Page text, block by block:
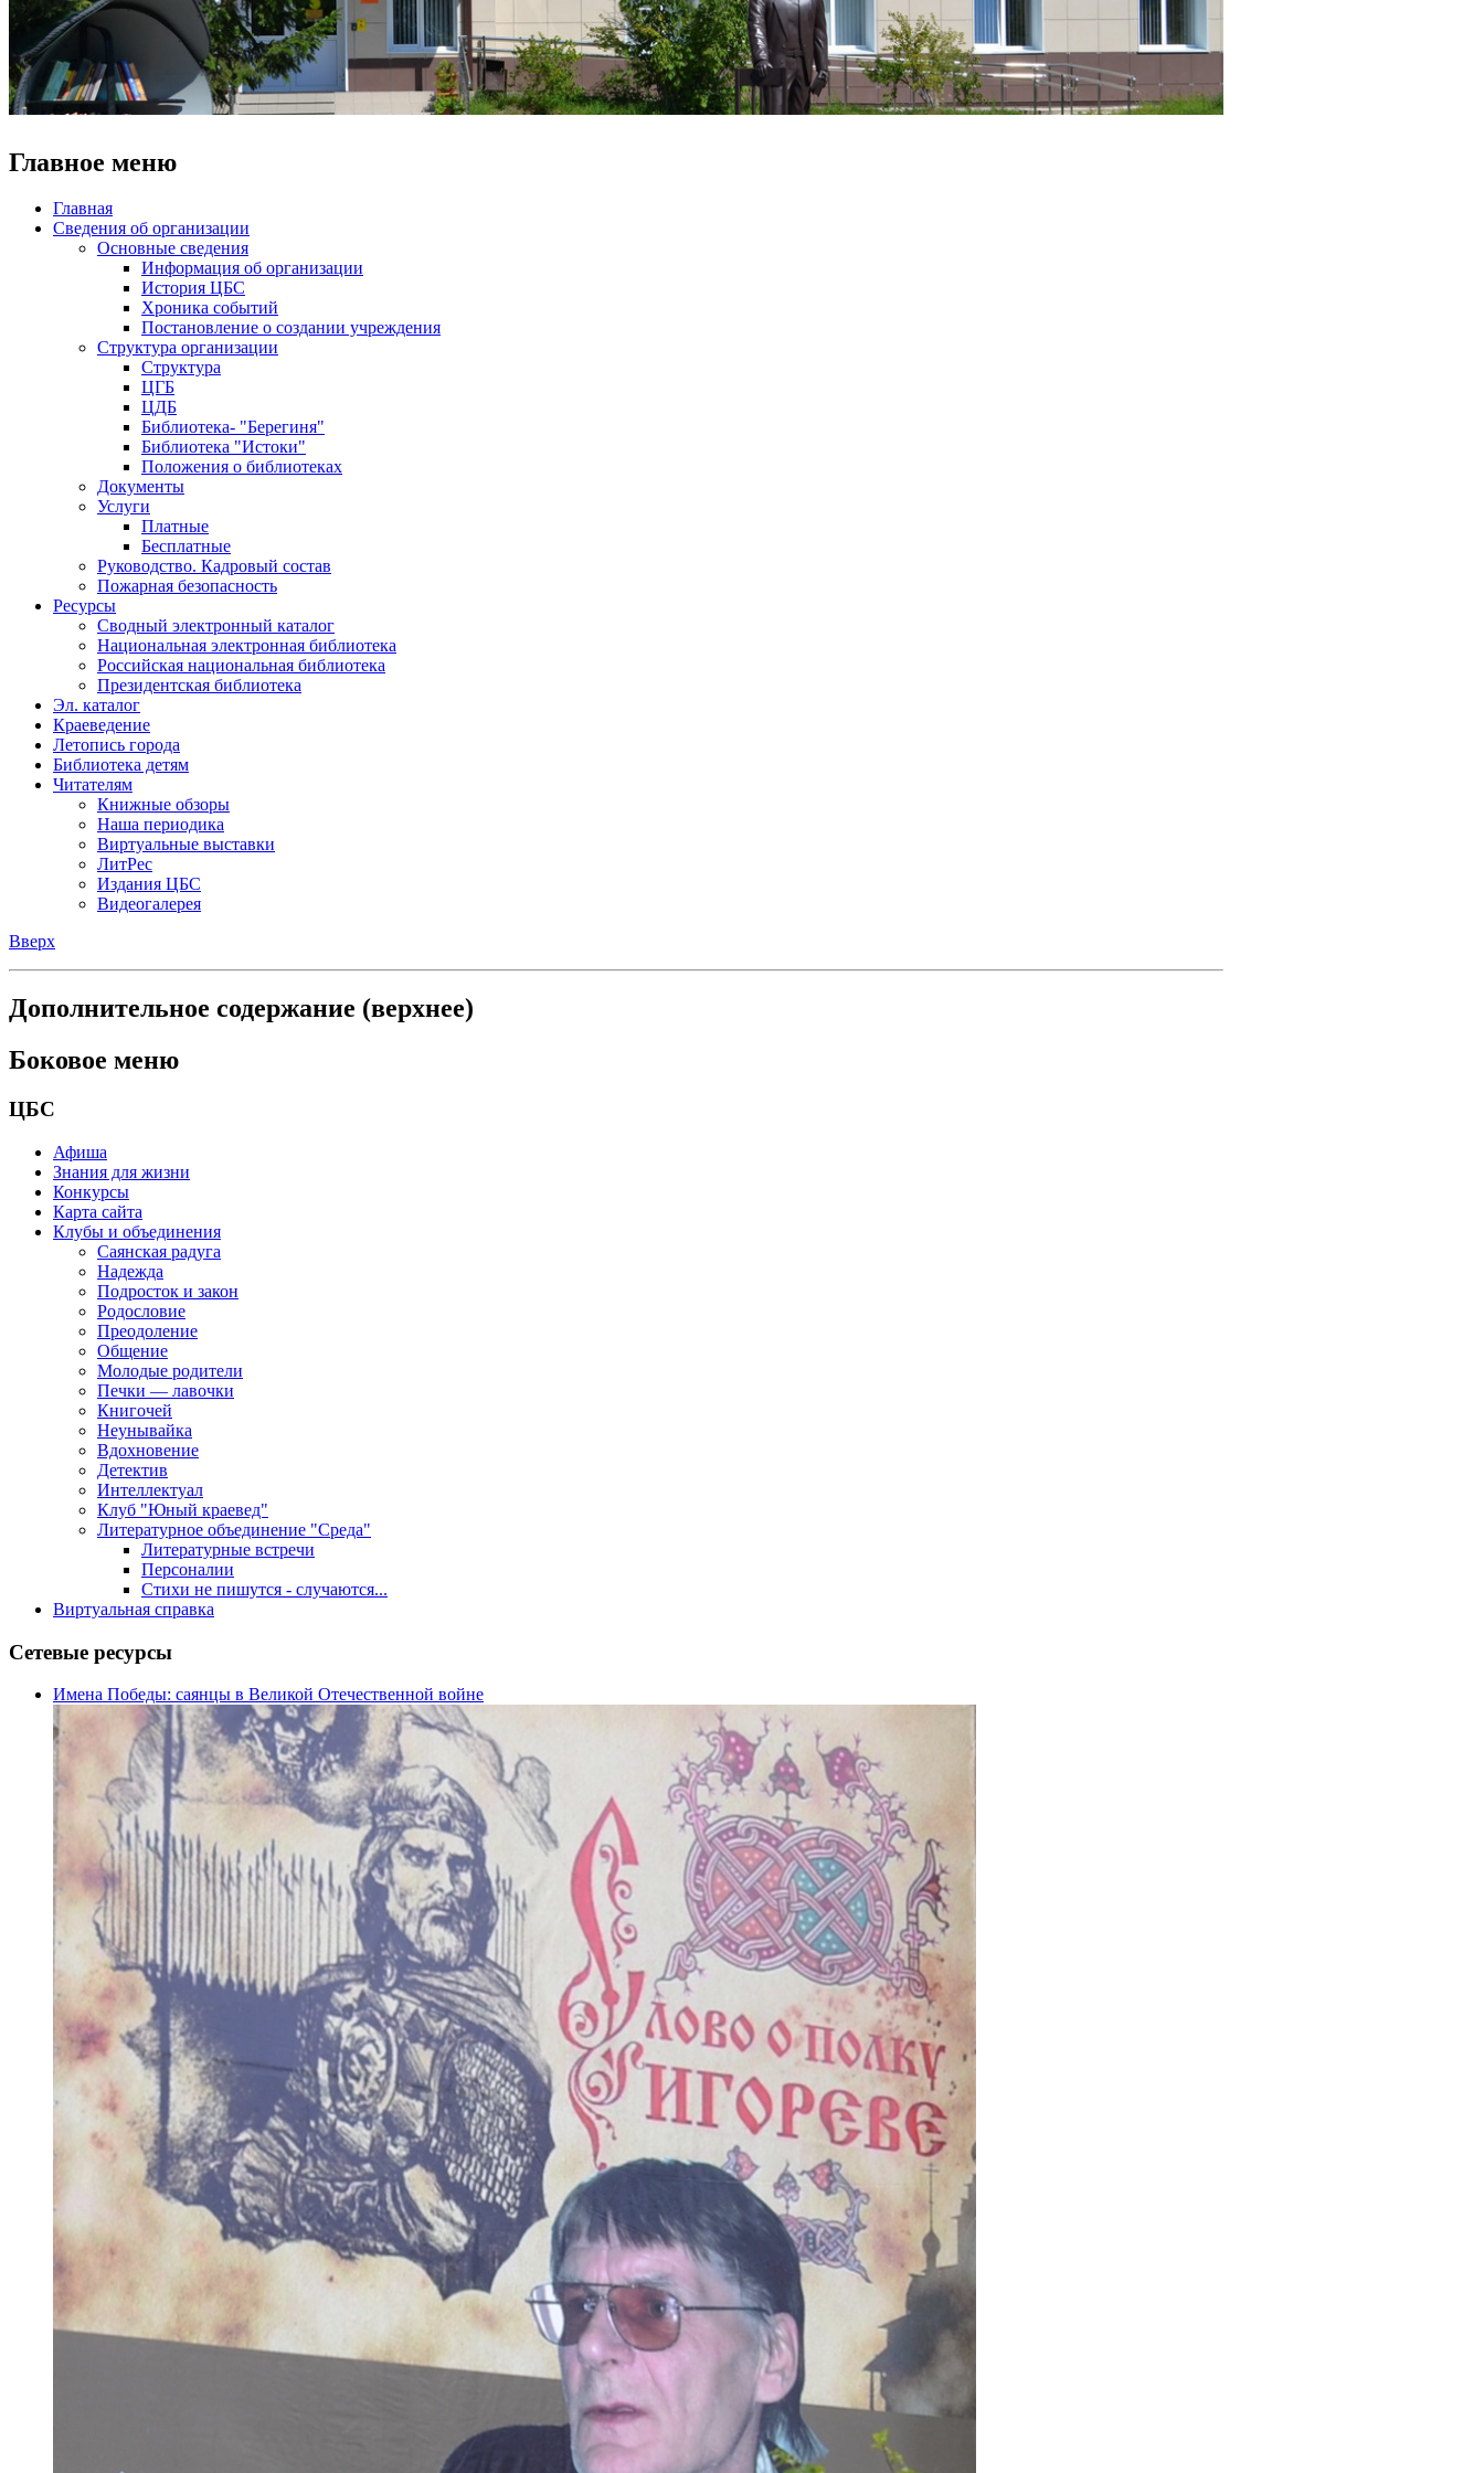
Главное меню
Главная
Сведения об организации
Основные сведения
Информация об организации
История ЦБС
Хроника событий
Постановление о создании учреждения
Структура организации
Структура
ЦГБ
ЦДБ
Библиотека- "Берегиня"
Библиотека "Истоки"
Положения о библиотеках
Документы
Услуги
Платные
Бесплатные
Руководство. Кадровый состав
Пожарная безопасность
Ресурсы
Сводный электронный каталог
Национальная электронная библиотека
Российская национальная библиотека
Президентская библиотека
Эл. каталог
Краеведение
Летопись города
Библиотека детям
Читателям
Книжные обзоры
Наша периодика
Виртуальные выставки
ЛитРес
Издания ЦБС
Видеогалерея
Вверх
Дополнительное содержание (верхнее)
Боковое меню
ЦБС
Афиша
Знания для жизни
Конкурсы
Карта сайта
Клубы и объединения
Саянская радуга
Надежда
Подросток и закон
Родословие
Преодоление
Общение
Молодые родители
Печки — лавочки
Книгочей
Неунывайка
Вдохновение
Детектив
Интеллектуал
Клуб "Юный краевед"
Литературное объединение "Среда"
Литературные встречи
Персоналии
Стихи не пишутся - случаются...
Виртуальная справка
Сетевые ресурсы
Имена Победы: саянцы в Великой Отечественной войне